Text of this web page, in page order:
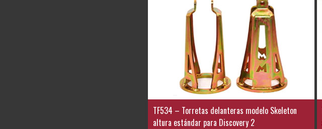
TF534 – Torretas delanteras modelo Skeleton
altura estándar para Discovery 2